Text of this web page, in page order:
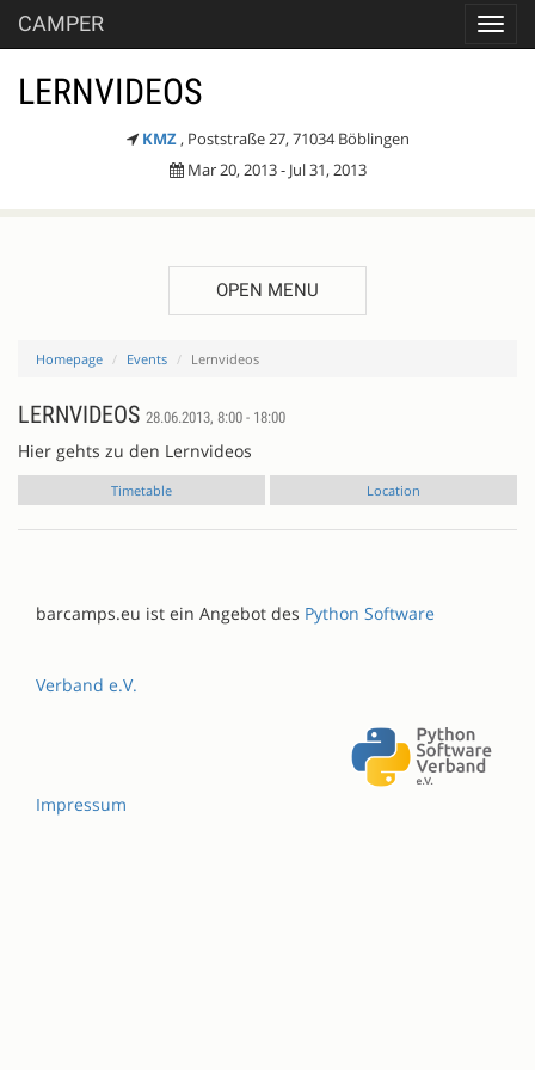
CAMPER
LERNVIDEOS
KMZ , Poststraße 27, 71034 Böblingen
Mar 20, 2013 - Jul 31, 2013
OPEN MENU
Homepage Events Lernvideos
LERNVIDEOS 28.06.2013, 8:00 - 18:00
Hier gehts zu den Lernvideos
Timetable Location
barcamps.eu ist ein Angebot des Python Software
Verband e.V.
Impressum